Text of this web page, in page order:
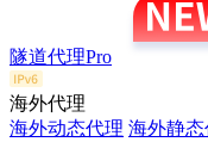
隧道代理Pro
海外代理
海外动态代理 海外静态